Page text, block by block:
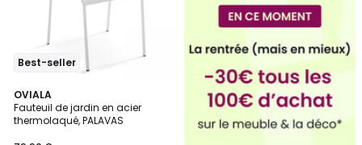
Best-seller
OVIALA
Fauteuil de jardin en acier
thermolaqué, PALAVAS
4,6
/ 5
11
Couleurs